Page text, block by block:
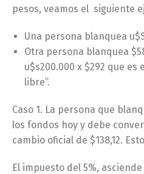
pesos, veamos el siguiente
Una persona blanquea
Otra persona blanquea
u$s200.000 x $292 que
libre”.
Caso 1. La persona que
los fondos hoy y debe
cambio oficial de $138,12.
El impuesto del 5%, asciende